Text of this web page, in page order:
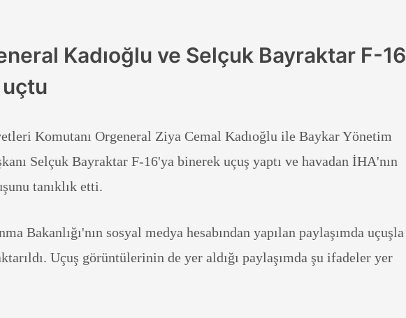
Kadıoğlu ve Selçuk Bayraktar F-16
Komutanı Orgeneral Ziya Cemal Kadıoğlu ile Baykar Yönetim
Selçuk Bayraktar F-16'ya binerek uçuş yaptı ve havadan İHA'nın
tanıklık etti.
Bakanlığı'nın sosyal medya hesabından yapılan paylaşımda uçuşla
Uçuş görüntülerinin de yer aldığı paylaşımda şu ifadeler yer